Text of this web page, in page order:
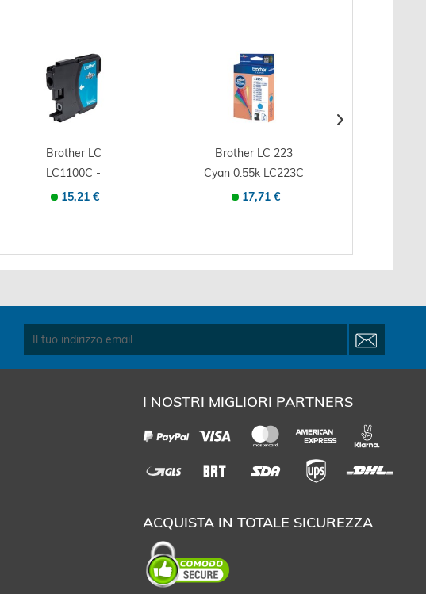
Brother LC
LC1100C -
Cartuccia di
15,21 €
Brother LC 223
Cyan 0.55k LC223C
- Originale -...
17,71 €
I NOSTRI MIGLIORI PARTNERS
ACQUISTA IN TOTALE SICUREZZA